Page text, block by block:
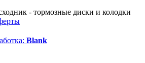
- тормозные диски и колодки
Blank